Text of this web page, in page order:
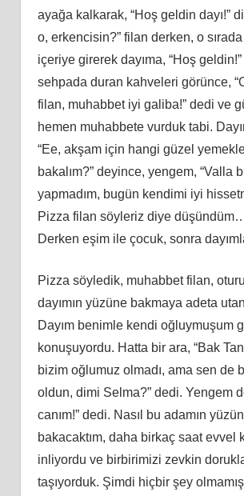
ayağa kalkarak, “Hoş geldin dayı!”
o, erkencisin?” filan derken, o
içeriye girerek dayıma, “Hoş
sehpada duran kahveleri görünce,
filan, muhabbet iyi galiba!” dedi ve
hemen muhabbete vurduk tabi.
“Ee, akşam için hangi güzel
bakalım?” deyince, yengem, “Valla
yapmadım, bugün kendimi iyi
Pizza filan söyleriz diye
Derken eşim ile çocuk, sonra
Pizza söyledik, muhabbet filan,
dayımın yüzüne bakmaya adeta
Dayım benimle kendi oğluymuşum
konuşuyordu. Hatta bir ara, “Bak
bizim oğlumuz olmadı, ama sen de
oldun, dimi Selma?” dedi. Yengem
canım!” dedi. Nasıl bu adamın
bakacaktım, daha birkaç saat evvel
inliyordu ve birbirimizi zevkin
taşıyorduk. Şimdi hiçbir şey